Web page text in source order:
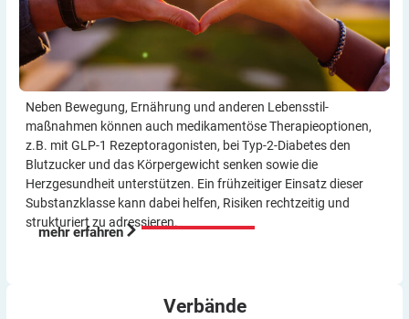
Neben Bewegung, Ernährung und anderen Lebensstil­
maßnahmen können auch medikamentöse Therapie­optionen,
z.B. mit GLP-1 Rezeptor­agonisten, bei Typ-2-Diabetes den
Blutzucker und das Körper­gewicht senken sowie die
Herzgesundheit unterstützen. Ein frühzeitiger Einsatz dieser
Substanzklasse kann dabei helfen, Risiken rechtzeitig und
strukturiert zu adressieren.
mehr erfahren
Verbände